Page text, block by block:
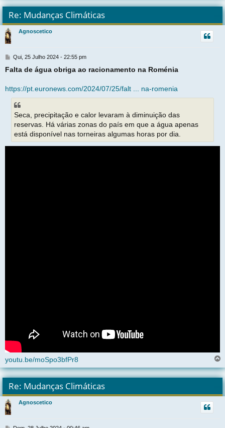
t
Re: Mudanças Climáticas
Agnoscetico
M
n
a
g
m
Qui, 25 Julho 2024 - 22:55 pm
Falta de água obriga ao racionamento na Roménia
https://pt.euronews.com/2024/07/25/falt ... na-romenia
Seca, precipitação e calor levaram à diminuição das
reservas. Há várias zonas do país em que a água apenas
está disponível nas torneiras algumas horas por dia.
youtu.be/moSpo3bfPr8
o
t
Re: Mudanças Climáticas
Agnoscetico